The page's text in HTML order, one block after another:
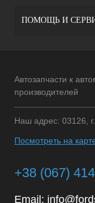
ПОМОЩЬ И
Автозапчасти к
производителей
Наш адрес: 03126,
Посмотреть на
+38 (067)
Email: